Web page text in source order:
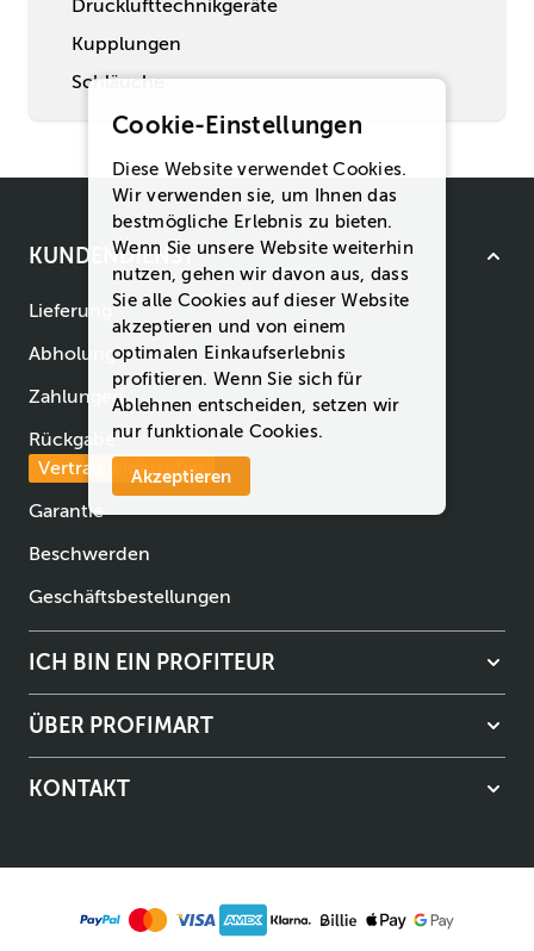
Drucklufttechnikgeräte
Kupplungen
Schläuche
KUNDENDIENST
Lieferung
Abholung
Zahlungen
Rückgabe
Vertrag widerrufen
Garantie
Beschwerden
Geschäftsbestellungen
ICH BIN EIN PROFITEUR
ÜBER PROFIMART
KONTAKT
Cookie-Einstellungen
Diese Website verwendet Cookies.
Wir verwenden sie, um Ihnen das
bestmögliche Erlebnis zu bieten.
Wenn Sie unsere Website weiterhin
nutzen, gehen wir davon aus, dass
Sie alle Cookies auf dieser Website
akzeptieren und von einem
optimalen Einkaufserlebnis
profitieren. Wenn Sie sich für
Ablehnen entscheiden, setzen wir
nur funktionale Cookies.
Akzeptieren